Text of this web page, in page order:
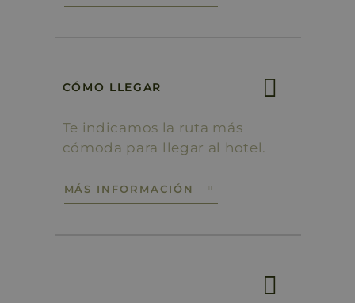
CÓMO LLEGAR
Te indicamos la ruta más
cómoda para llegar al hotel.
MÁS INFORMACIÓN